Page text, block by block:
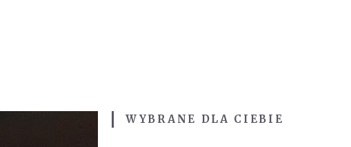
WYBRANE DLA CIEBIE